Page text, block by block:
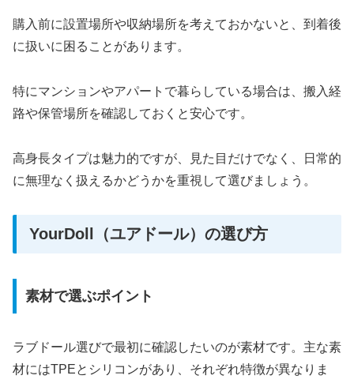
購入前に設置場所や収納場所を考えておかないと、到着後
に扱いに困ることがあります。
特にマンションやアパートで暮らしている場合は、搬入経
路や保管場所を確認しておくと安心です。
高身長タイプは魅力的ですが、見た目だけでなく、日常的
に無理なく扱えるかどうかを重視して選びましょう。
YourDoll（ユアドール）の選び方
素材で選ぶポイント
ラブドール選びで最初に確認したいのが素材です。主な素
材にはTPEとシリコンがあり、それぞれ特徴が異なりま